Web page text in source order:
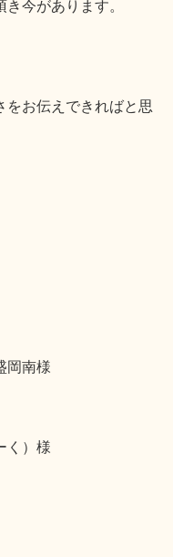
今があります。
をお伝えできればと思
岡南様
く）様